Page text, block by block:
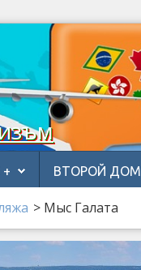
ВТОРОЙ ДОМ
> Мыс Галата